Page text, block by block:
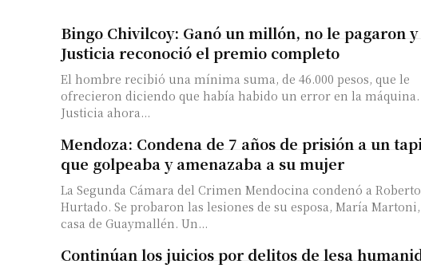
Bingo Chivilcoy: Ganó un millón, no le pagaron
Justicia reconoció el premio completo
El hombre recibió una mínima suma, de 46.000 pesos, que le
ofrecieron diciendo que había habido un error en la máquina.
Justicia ahora...
Mendoza: Condena de 7 años de prisión a un
que golpeaba y amenazaba a su mujer
La Segunda Cámara del Crimen Mendocina condenó a Roberto
Hurtado. Se probaron las lesiones de su esposa, María
casa de Guaymallén. Un...
Continúan los juicios por delitos de lesa